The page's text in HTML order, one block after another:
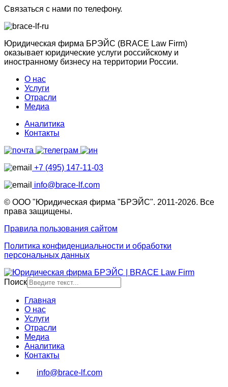
Связаться с нами по телефону.
Юридическая фирма БРЭЙС (BRACE Law Firm)
оказывает юридические услуги российскому и
иностранному бизнесу на территории России.
О нас
Услуги
Отрасли
Медиа
Аналитика
Контакты
+7 (495) 147-11-03
info@brace-lf.com
© ООО "Юридическая фирма "БРЭЙС". 2011-2026. Все
права защищены.
Правила пользования сайтом
Политика конфиденциальности и обработки
персональных данных
Поиск
Главная
О нас
Услуги
Отрасли
Медиа
Аналитика
Контакты
info@brace-lf.com